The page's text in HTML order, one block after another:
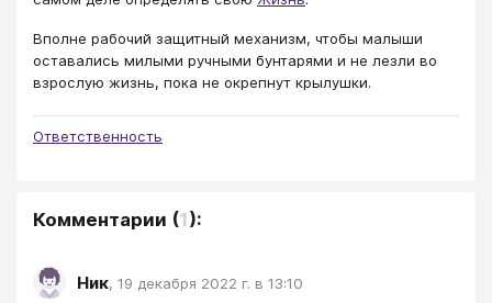
Вполне рабочий защитный механизм, чтобы малыши
оставались милыми ручными бунтарями и не лезли во
взрослую жизнь, пока не окрепнут крылушки.
Ответственность
Комментарии (1):
Ник, 19 декабря 2022 г. в 13:10